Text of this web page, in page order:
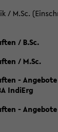
M.Sc.
/ B.Sc.
/ M.Sc.
-
IndiErg
-